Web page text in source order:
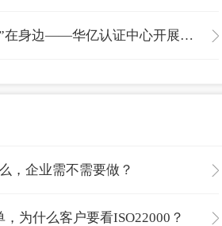
守护生命，“救”在身边——华亿认证中心开展应急救护专项培训
，企业需不需要做？
为什么客户要看ISO22000？